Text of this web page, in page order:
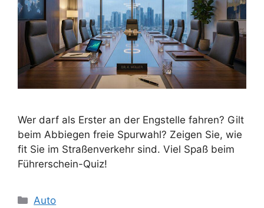
Wer darf als Erster an der Engstelle fahren? Gilt
beim Abbiegen freie Spurwahl? Zeigen Sie, wie
fit Sie im Straßenverkehr sind. Viel Spaß beim
Führerschein-Quiz!
Kategorien
Auto